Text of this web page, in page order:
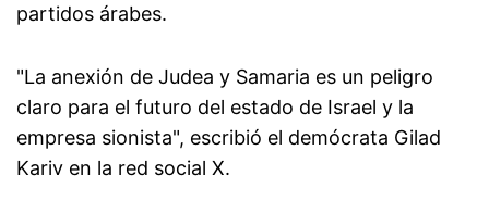
partidos árabes.
"La anexión de Judea y Samaria es un peligro
claro para el futuro del estado de Israel y la
empresa sionista", escribió el demócrata Gilad
Kariv en la red social X.